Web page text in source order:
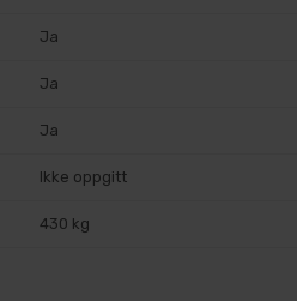
Ja
Ja
Ja
Ikke oppgitt
430 kg